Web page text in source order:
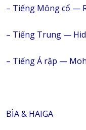
– Tiếng Mông cổ —
– Tiếng Trung —
– Tiếng Ả rập —
BÌA & HAIGA